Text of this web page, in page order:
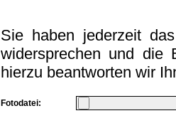
Sie haben jederzeit
widersprechen und die
hierzu beantworten wir
Fotodatei: